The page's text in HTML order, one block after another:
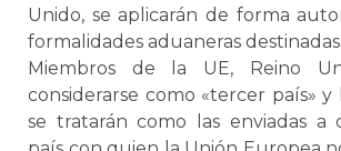
Unido, se aplicarán de forma
formalidades aduaneras destinadas
Miembros de la UE, Reino
considerarse como «tercer país» y
se tratarán como las enviadas a